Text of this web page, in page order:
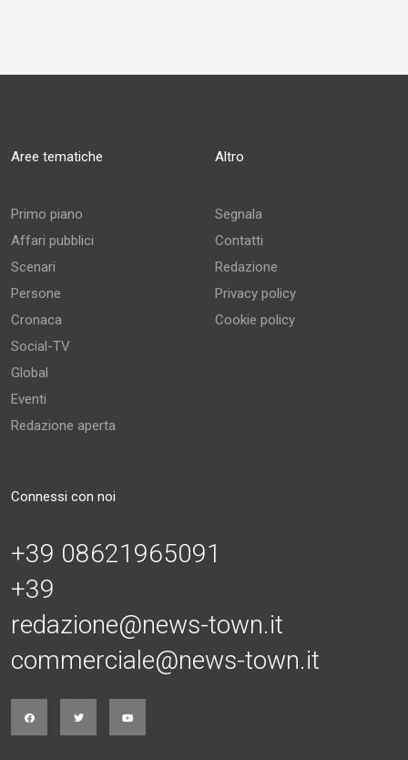
Aree tematiche
Primo piano
Affari pubblici
Scenari
Persone
Cronaca
Social-TV
Global
Eventi
Redazione aperta
Altro
Segnala
Contatti
Redazione
Privacy policy
Cookie policy
Connessi con noi
+39 08621965091
+39
redazione@news-town.it
commerciale@news-town.it